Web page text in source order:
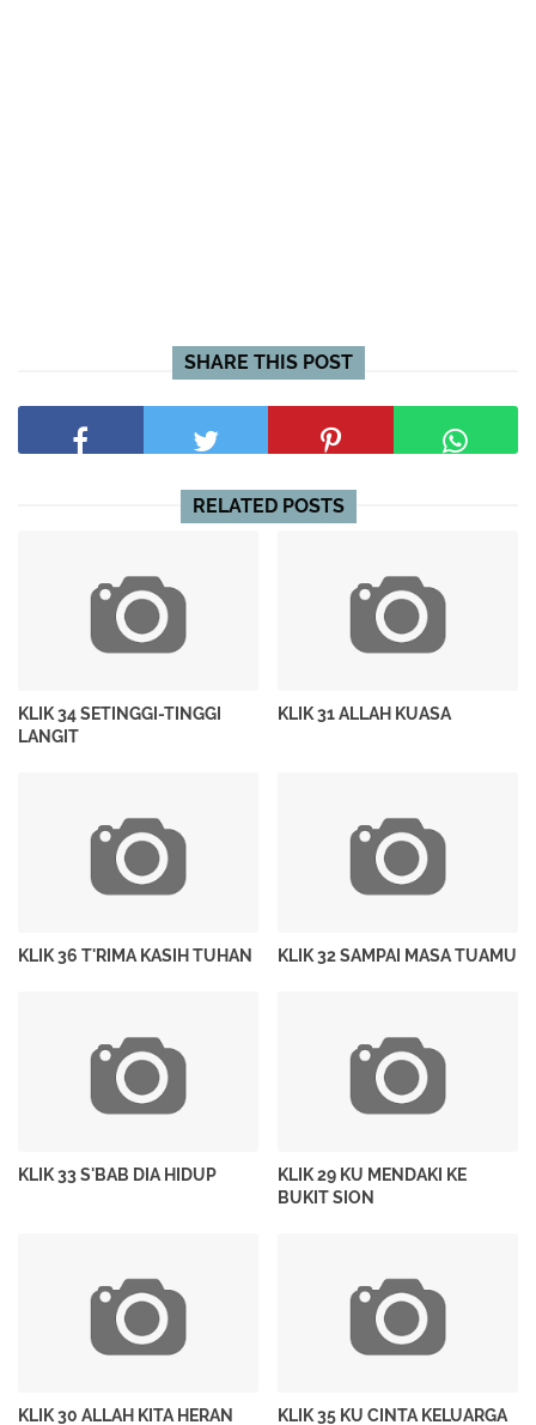
SHARE THIS POST
RELATED POSTS
KLIK 34 SETINGGI-TINGGI
LANGIT
KLIK 31 ALLAH KUASA
KLIK 36 T'RIMA KASIH TUHAN KLIK 32 SAMPAI MASA TUAMU
KLIK 33 S'BAB DIA HIDUP
KLIK 29 KU MENDAKI KE
BUKIT SION
KLIK 30 ALLAH KITA HERAN KLIK 35 KU CINTA KELUARGA